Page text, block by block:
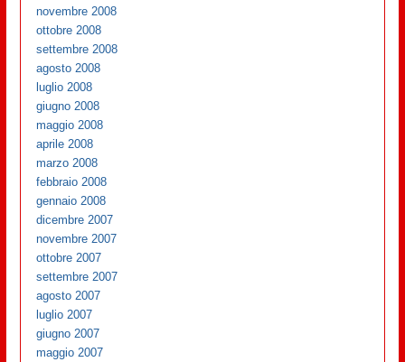
novembre 2008
ottobre 2008
settembre 2008
agosto 2008
luglio 2008
giugno 2008
maggio 2008
aprile 2008
marzo 2008
febbraio 2008
gennaio 2008
dicembre 2007
novembre 2007
ottobre 2007
settembre 2007
agosto 2007
luglio 2007
giugno 2007
maggio 2007